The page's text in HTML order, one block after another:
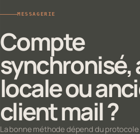
MESSAGERIE
Compte
synchronisé,
locale ou
client mail ?
La bonne méthode dépend du